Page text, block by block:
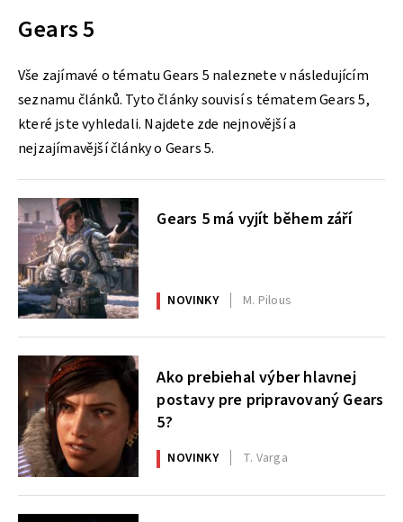
Gears 5
Vše zajímavé o tématu Gears 5 naleznete v následujícím
seznamu článků. Tyto články souvisí s tématem Gears 5,
které jste vyhledali. Najdete zde nejnovější a
nejzajímavější články o Gears 5.
Gears 5 má vyjít během září
NOVINKY M. Pilous
Ako prebiehal výber hlavnej
postavy pre pripravovaný Gears
5?
NOVINKY T. Varga